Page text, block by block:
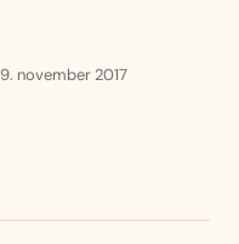
9. november 2017